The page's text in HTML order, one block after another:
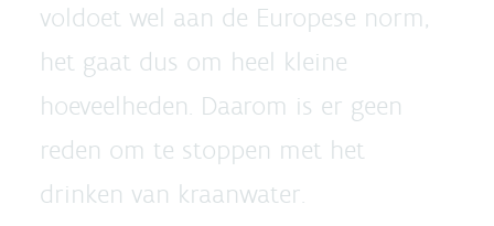
voldoet wel aan de Europese norm,
het gaat dus om heel kleine
hoeveelheden. Daarom is er geen
reden om te stoppen met het
drinken van kraanwater.